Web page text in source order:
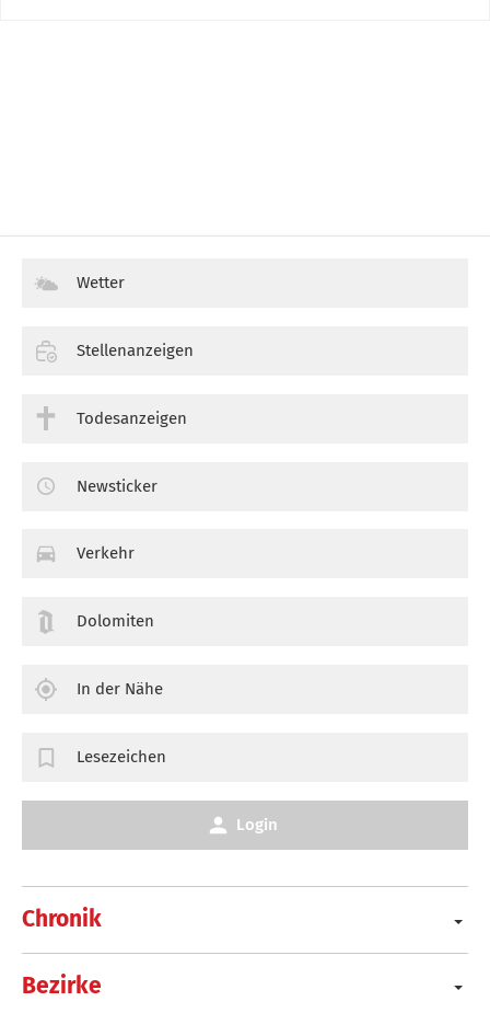
Chronik
Bezirke
Wetter
Stellenanzeigen
Todesanzeigen
Newsticker
Verkehr
Dolomiten
In der Nähe
Lesezeichen
Login